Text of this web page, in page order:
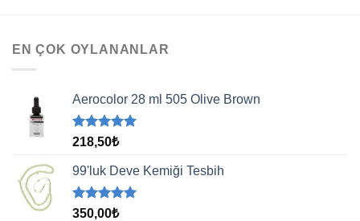
EN ÇOK OYLANANLAR
Aerocolor 28 ml 505 Olive Brown
5 üzerinden
aldı
218,50₺
99'luk Deve Kemiği Tesbih
5 üzerinden
350,00₺